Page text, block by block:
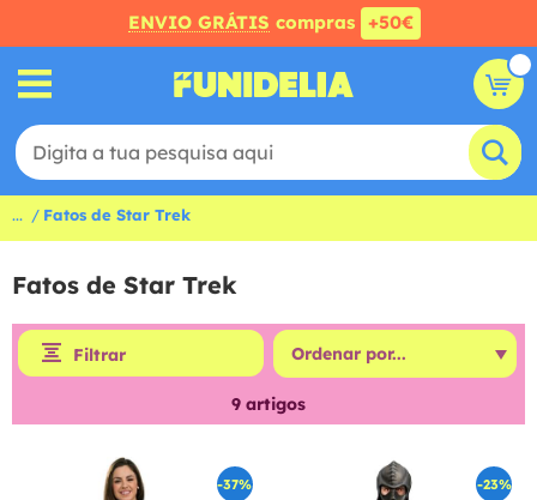
ENVIO GRÁTIS compras +50€
... Fatos de Star Trek
Fatos de Star Trek
Filtrar
9 artigos
-37% -23%